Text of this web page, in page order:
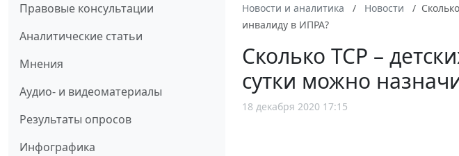
Правовые консультации
Аналитические статьи
Мнения
Аудио- и видеоматериалы
Результаты опросов
Инфографика
Новости и аналитика Новости
инвалиду в ИПРА?
Сколько ТСР –
сутки можно
18 декабря 2020 17:15